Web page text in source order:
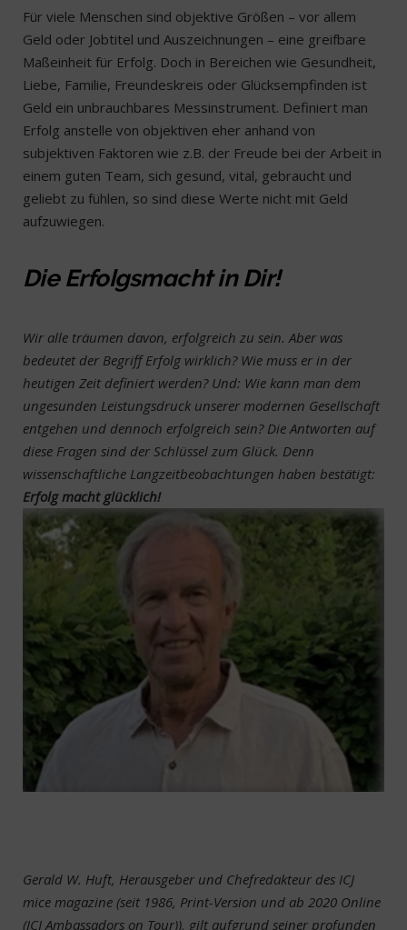
Für viele Menschen sind objektive Größen – vor allem
Geld oder Jobtitel und Auszeichnungen – eine greifbare
Maßeinheit für Erfolg. Doch in Bereichen wie Gesundheit,
Liebe, Familie, Freundeskreis oder Glücksempfinden ist
Geld ein unbrauchbares Messinstrument. Definiert man
Erfolg anstelle von objektiven eher anhand von
subjektiven Faktoren wie z.B. der Freude bei der Arbeit in
einem guten Team, sich gesund, vital, gebraucht und
geliebt zu fühlen, so sind diese Werte nicht mit Geld
aufzuwiegen.
Die Erfolgsmacht in Dir!
Wir alle träumen davon, erfolgreich zu sein. Aber was
bedeutet der Begriff Erfolg wirklich? Wie muss er in der
heutigen Zeit definiert werden? Und: Wie kann man dem
ungesunden Leistungsdruck unserer modernen Gesellschaft
entgehen und dennoch erfolgreich sein? Die Antworten auf
diese Fragen sind der Schlüssel zum Glück. Denn
wissenschaftliche Langzeitbeobachtungen haben bestätigt:
Erfolg macht glücklich!
Gerald W. Huft, Herausgeber und Chefredakteur des ICJ
mice magazine (seit 1986, Print-Version und ab 2020 Online
(ICJ Ambassadors on Tour)), gilt aufgrund seiner profunden